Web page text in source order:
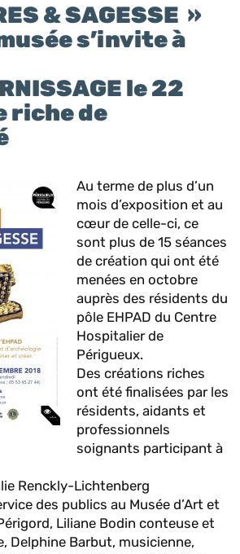
& SAGESSE »
s’invite à
le 22
riche de
Au terme de plus d’un
mois d’exposition et au
cœur de celle-ci, ce
sont plus de 15 séances
de création qui ont été
menées en octobre
auprès des résidents du
pôle EHPAD du Centre
Hospitalier de
Périgueux.
Des créations riches
ont été finalisées par les
résidents, aidants et
professionnels
soignants participant à
Renckly-Lichtenberg
des publics au Musée d’Art et
Liliane Bodin conteuse et
Delphine Barbut, musicienne,